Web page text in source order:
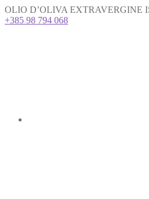
OLIO D’OLIVA EXTRAVERGINE
+385 98 794 068